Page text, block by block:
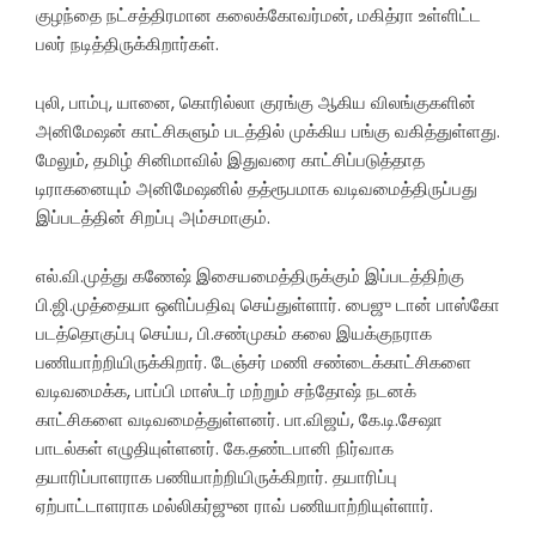
குழந்தை நட்சத்திரமான கலைக்கோவர்மன், மகித்ரா உள்ளிட்ட
பலர் நடித்திருக்கிறார்கள்.
புலி, பாம்பு, யானை, கொரில்லா குரங்கு ஆகிய விலங்குகளின்
அனிமேஷன் காட்சிகளும் படத்தில் முக்கிய பங்கு வகித்துள்ளது.
மேலும், தமிழ் சினிமாவில் இதுவரை காட்சிப்படுத்தாத
டிராகனையும் அனிமேஷனில் தத்ரூபமாக வடிவமைத்திருப்பது
இப்படத்தின் சிறப்பு அம்சமாகும்.
எல்.வி.முத்து கணேஷ் இசையமைத்திருக்கும் இப்படத்திற்கு
பி.ஜி.முத்தையா ஒளிப்பதிவு செய்துள்ளார். பைஜு டான் பாஸ்கோ
படத்தொகுப்பு செய்ய, பி.சண்முகம் கலை இயக்குநராக
பணியாற்றியிருக்கிறார். டேஞ்சர் மணி சண்டைக்காட்சிகளை
வடிவமைக்க, பாப்பி மாஸ்டர் மற்றும் சந்தோஷ் நடனக்
காட்சிகளை வடிவமைத்துள்ளனர். பா.விஜய், கே.டி.சேஷா
பாடல்கள் எழுதியுள்ளனர். கே.தண்டபானி நிர்வாக
தயாரிப்பாளராக பணியாற்றியிருக்கிறார். தயாரிப்பு
ஏற்பாட்டாளராக மல்லிகர்ஜுன ராவ் பணியாற்றியுள்ளார்.